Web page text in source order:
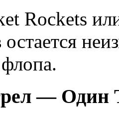
Rockets
— Один